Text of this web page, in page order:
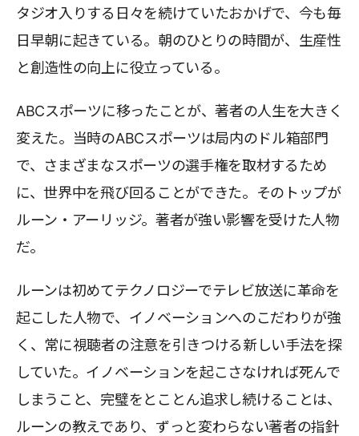
タジオ入りする日々を続けていたおかげで、今も毎
日早朝に起きている。朝のひとりの時間が、生産性
と創造性の向上に役立っている。
ABCスポーツに移ったことが、著者の人生を大きく
変えた。当時のABCスポーツは局内のドル箱部門
で、さまざまなスポーツの選手権を取材するため
に、世界中を飛び回ることができた。そのトップが
ルーン・アーリッジ。著者が強い影響を受けた人物
だ。
ルーンは初めてテクノロジーでテレビ放送に革命を
起こした人物で、イノベーションへのこだわりが強
く、常に視聴者の注意を引きつける新しい手法を探
していた。イノベーションを起こさなければ死んで
しまうこと、完璧をとことん追求し続けることは、
ルーンの教えであり、ずっと変わらない著者の指針